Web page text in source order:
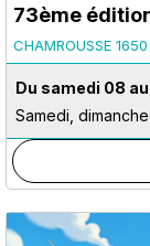
73ème
CHAMROUSSE
Du samedi 08
Samedi, dimanche